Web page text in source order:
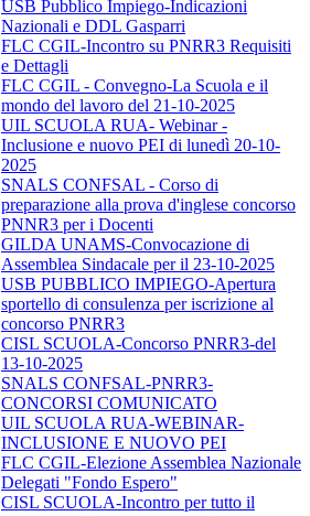
USB Pubblico Impiego-Indicazioni
Nazionali e DDL Gasparri
FLC CGIL-Incontro su PNRR3 Requisiti
e Dettagli
FLC CGIL - Convegno-La Scuola e il
mondo del lavoro del 21-10-2025
UIL SCUOLA RUA- Webinar -
Inclusione e nuovo PEI di lunedì 20-10-
2025
SNALS CONFSAL - Corso di
preparazione alla prova d'inglese concorso
PNNR3 per i Docenti
GILDA UNAMS-Convocazione di
Assemblea Sindacale per il 23-10-2025
USB PUBBLICO IMPIEGO-Apertura
sportello di consulenza per iscrizione al
concorso PNRR3
CISL SCUOLA-Concorso PNRR3-del
13-10-2025
SNALS CONFSAL-PNRR3-
CONCORSI COMUNICATO
UIL SCUOLA RUA-WEBINAR-
INCLUSIONE E NUOVO PEI
FLC CGIL-Elezione Assemblea Nazionale
Delegati "Fondo Espero"
CISL SCUOLA-Incontro per tutto il